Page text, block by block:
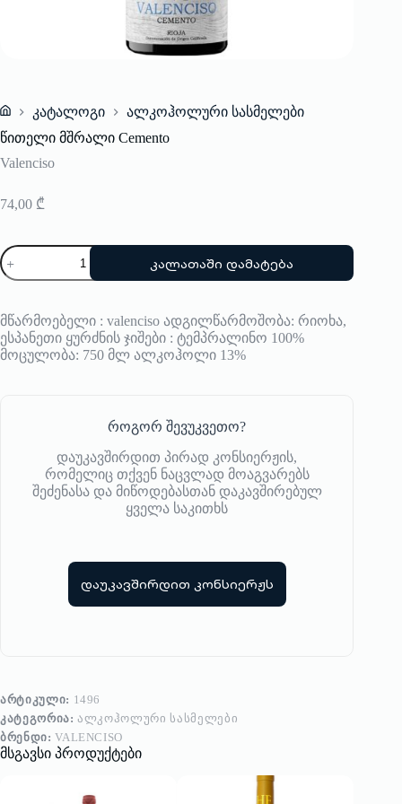
Home
კატალოგი
ალკოჰოლური სასმელები
წითელი მშრალი Cemento
Valenciso
74,00 ₾
რაოდენობა:
წითელი
მშრალი
კალათაში დამატება
მწარმოებელი : valenciso ადგილწარმოშობა: რიოხა,
ესპანეთი ყურძნის ჯიშები : ტემპრალინო 100%
მოცულობა: 750 მლ ალკოჰოლი 13%
როგორ შევუკვეთო?
დაუკავშირდით პირად კონსიერჟის,
რომელიც თქვენ ნაცვლად მოაგვარებს
შეძენასა და მიწოდებასთან დაკავშირებულ
ყველა საკითხს
დაუკავშირდით კონსიერჟს
ᲐᲠᲢᲘᲙᲣᲚᲘ: 1496
ᲙᲐᲢᲔᲒᲝᲠᲘᲐ:ᲐᲚᲙᲝᲰᲝᲚᲣᲠᲘ ᲡᲐᲡᲛᲔᲚᲔᲑᲘ
ᲑᲠᲔᲜᲓᲘ:VALENCISO
მსგავსი პროდუქტები